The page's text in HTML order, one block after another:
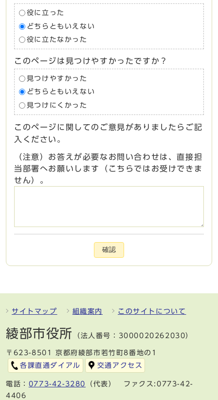
役に立った
どちらともいえない
役に立たなかった
このページは見つけやすかったですか？
見つけやすかった
どちらともいえない
見つけにくかった
このページに関してのご意見がありましたらご記
入ください。
（注意）お答えが必要なお問い合わせは、直接担
当部署へお願いします（こちらではお受けできま
せん）。
確認
サイトマップ 組織案内 このサイトについて
綾部市役所 （法人番号：3000020262030）
〒623-8501 京都府綾部市若竹町8番地の1
各課直通ダイアル
交通アクセス
電話： 0773-42-3280
（代表） ファクス:0773-42-
4406